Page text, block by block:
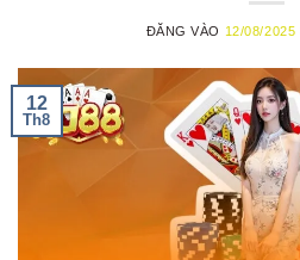
ĐĂNG VÀO 12/08/2025
12
Th8